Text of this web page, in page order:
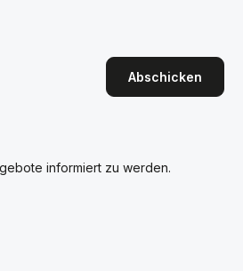
Abschicken
informiert zu werden.